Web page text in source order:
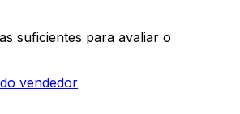
suficientes para avaliar o
vendedor